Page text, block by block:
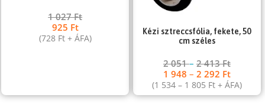
1 027Ft
925 Ft
(728 Ft+ ÁFA)
Kézi sztreccsfólia, fekete, 50
cm széles
2 051– 2 413Ft
1 948 – 2 292 Ft
(1 534 – 1 805 Ft+ ÁFA)